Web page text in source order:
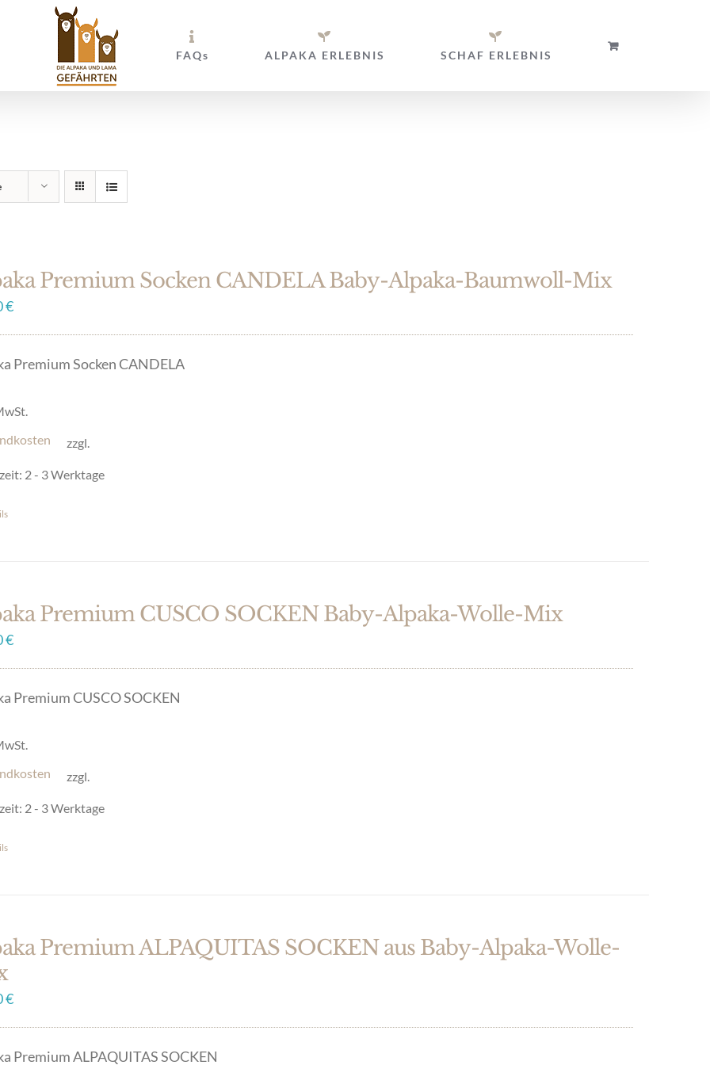
FAQs ALPAKA ERLEBNIS SCHAF ERLEBNIS
Premium Socken CANDELA Baby-Alpaka-Baumwoll-Mix
€
Premium Socken CANDELA
zzgl.
2 - 3 Werktage
Premium CUSCO SOCKEN Baby-Alpaka-Wolle-Mix
€
Premium CUSCO SOCKEN
zzgl.
2 - 3 Werktage
Premium ALPAQUITAS SOCKEN aus Baby-Alpaka-Wolle-
€
Premium ALPAQUITAS SOCKEN